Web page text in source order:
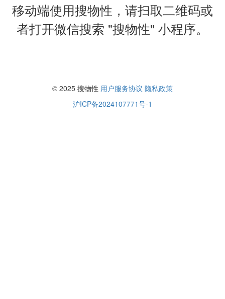
移动端使用搜物性，请扫取二维码或
者打开微信搜索 "搜物性" 小程序。
© 2025 搜物性 用户服务协议 隐私政策
沪ICP备2024107771号-1